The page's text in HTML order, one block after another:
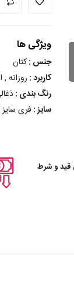
ویژگی ها
جنس :کتان
کاربرد : روزانه
رنگ بندی :
سایز : فری سایز
قید و شرط